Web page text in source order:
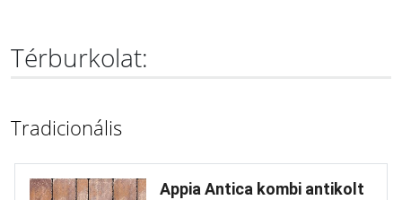
Térburkolat:
Tradicionális
Appia Antica kombi antikolt